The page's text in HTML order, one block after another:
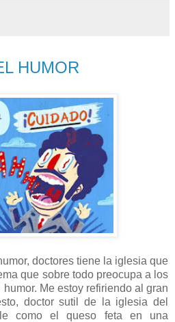
HUMOR
doctores tiene la iglesia que
que sobre todo preocupa a los
Me estoy refiriendo al gran
doctor sutil de la iglesia del
como el queso feta en una